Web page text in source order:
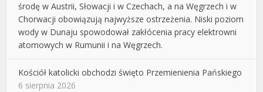
środę w Austrii, Słowacji i w Czechach, a na Węgrzech i w
Chorwacji obowiązują najwyższe ostrzeżenia. Niski poziom
wody w Dunaju spowodował zakłócenia pracy elektrowni
atomowych w Rumunii i na Węgrzech.
Kościół katolicki obchodzi święto Przemienienia Pańskiego
6 sierpnia 2026